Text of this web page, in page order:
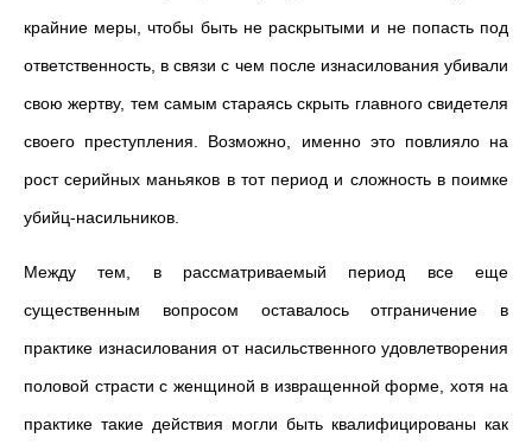
крайние меры, чтобы быть не раскрытыми и не попасть под
ответственность, в связи с чем после изнасилования убивали
свою жертву, тем самым стараясь скрыть главного свидетеля
своего преступления. Возможно, именно это повлияло на
рост серийных маньяков в тот период и сложность в поимке
убийц-насильников.
Между тем, в рассматриваемый период все еще
существенным вопросом оставалось отграничение в
практике изнасилования от насильственного удовлетворения
половой страсти с женщиной в извращенной форме, хотя на
практике такие действия могли быть квалифицированы как